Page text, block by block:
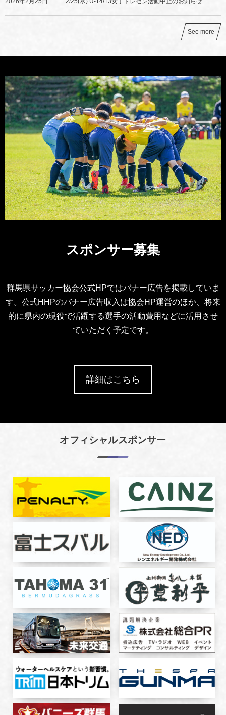
See more
スポンサー募集
群馬県サッカー協会公式HPではバナー広告を掲載していま
す。公式HHPのバナー広告収入は協会HP運営のほか、将来
的に県内の現役で活躍する選手の活動費用などに活用させ
ていただく予定です。
詳細はこちら
オフィシャルスポンサー